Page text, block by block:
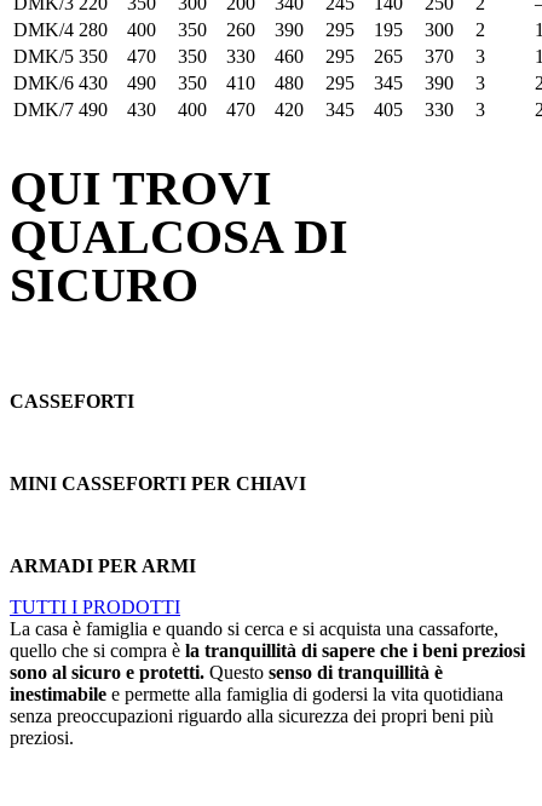
DMK/4 280 400 350 260 390 295 195 300 2
DMK/5 350 470 350 330 460 295 265 370 3
DMK/6 430 490 350 410 480 295 345 390 3
DMK/7 490 430 400 470 420 345 405 330 3
QUI TROVI
QUALCOSA DI
SICURO
CASSEFORTI
MINI CASSEFORTI PER CHIAVI
ARMADI PER ARMI
TUTTI I PRODOTTI
La casa è famiglia e quando si cerca e si acquista una cassaforte,
quello che si compra è la tranquillità di sapere che i beni preziosi
sono al sicuro e protetti. Questo senso di tranquillità è
inestimabile e permette alla famiglia di godersi la vita quotidiana
senza preoccupazioni riguardo alla sicurezza dei propri beni più
preziosi.